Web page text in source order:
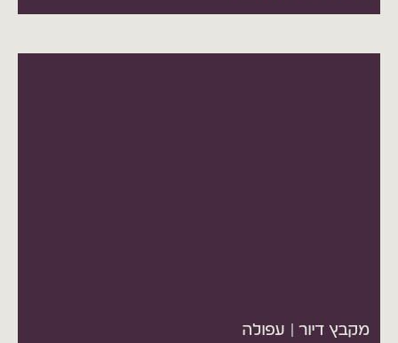
מקבץ דיור | עפולה